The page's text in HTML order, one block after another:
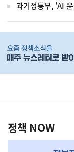
과기정통부, 'AI
단
배
영
책
NOW,
정책 NOW